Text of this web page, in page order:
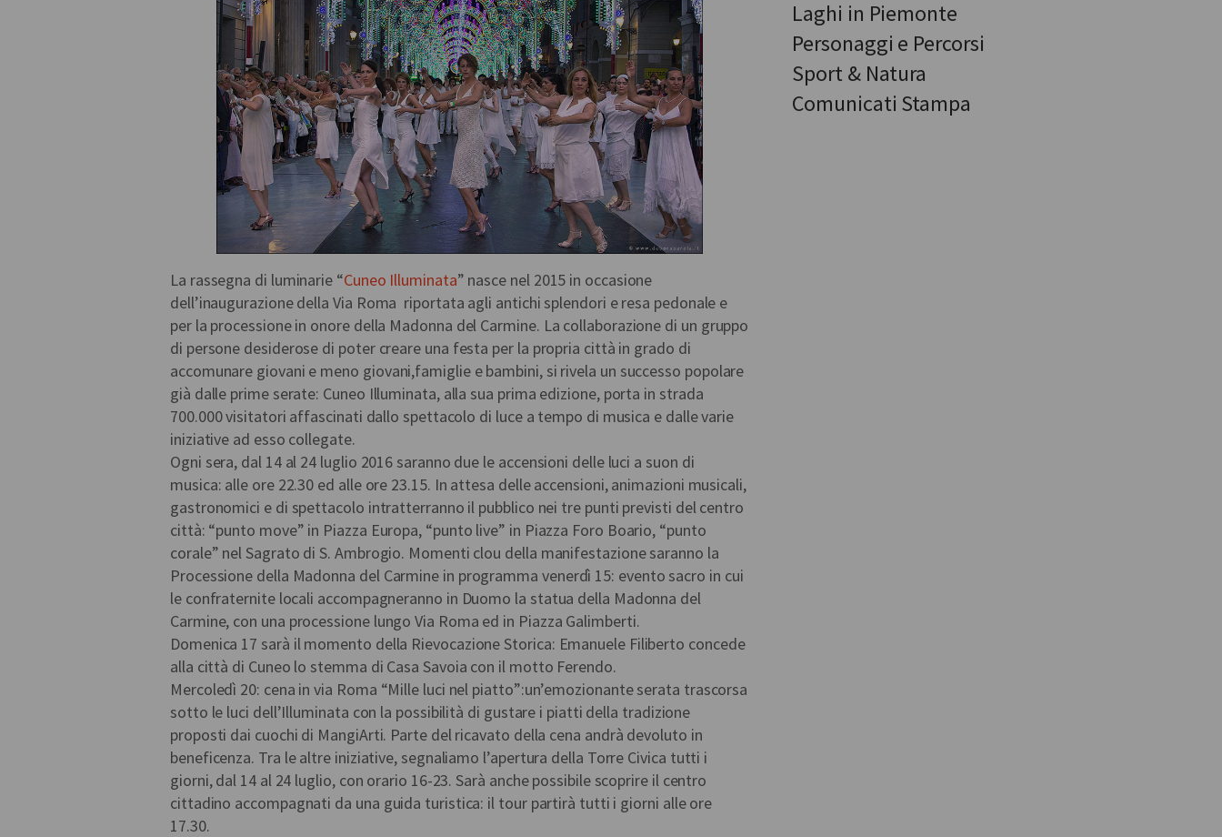
La rassegna di luminarie “Cuneo Illuminata” nasce nel 2015 in occasione
dell’inaugurazione della Via Roma riportata agli antichi splendori e resa pedonale e
per la processione in onore della Madonna del Carmine. La collaborazione di un gruppo
di persone desiderose di poter creare una festa per la propria città in grado di
accomunare giovani e meno giovani,famiglie e bambini, si rivela un successo popolare
già dalle prime serate: Cuneo Illuminata, alla sua prima edizione, porta in strada
700.000 visitatori affascinati dallo spettacolo di luce a tempo di musica e dalle varie
iniziative ad esso collegate.
Ogni sera, dal 14 al 24 luglio 2016 saranno due le accensioni delle luci a suon di
musica: alle ore 22.30 ed alle ore 23.15. In attesa delle accensioni, animazioni musicali,
gastronomici e di spettacolo intratterranno il pubblico nei tre punti previsti del centro
città: “punto move” in Piazza Europa, “punto live” in Piazza Foro Boario, “punto
corale” nel Sagrato di S. Ambrogio. Momenti clou della manifestazione saranno la
Processione della Madonna del Carmine in programma venerdì 15: evento sacro in cui
le confraternite locali accompagneranno in Duomo la statua della Madonna del
Carmine, con una processione lungo Via Roma ed in Piazza Galimberti.
Domenica 17 sarà il momento della Rievocazione Storica: Emanuele Filiberto concede
alla città di Cuneo lo stemma di Casa Savoia con il motto Ferendo.
Mercoledì 20: cena in via Roma “Mille luci nel piatto”:un’emozionante serata trascorsa
sotto le luci dell’Illuminata con la possibilità di gustare i piatti della tradizione
proposti dai cuochi di MangiArti. Parte del ricavato della cena andrà devoluto in
beneficenza. Tra le altre iniziative, segnaliamo l’apertura della Torre Civica tutti i
giorni, dal 14 al 24 luglio, con orario 16-23. Sarà anche possibile scoprire il centro
cittadino accompagnati da una guida turistica: il tour partirà tutti i giorni alle ore
17.30.
Laghi in Piemonte
Personaggi e Percorsi
Sport & Natura
Comunicati Stampa